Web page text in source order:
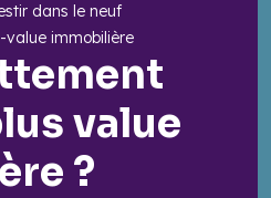
dans le neuf
value immobilière
value
?